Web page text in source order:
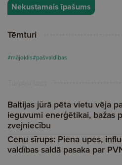
Nekustamais īpašums
Tēmturi
#mājoklis#pašvaldības
Baltijas jūrā pēta vietu vēja
ieguvumi enerģētikai, bažas
zvejniecību
Cenu sīrups: Piena upes,
valdības saldā pasaka par